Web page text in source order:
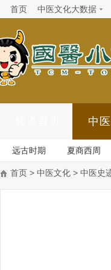
首页 中医文化大数据
中
远古时期 夏商西周
首页 > 中医文化 > 中医史